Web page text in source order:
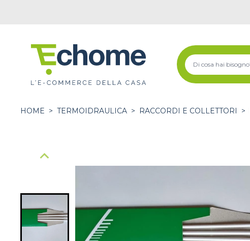
HOME > TERMOIDRAULICA > RACCORDI E COLLETTORI >